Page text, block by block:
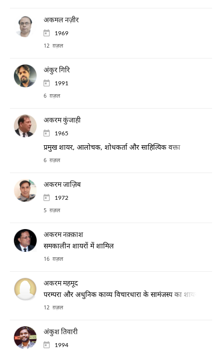
अकमल नज़ीर
1969
12 ग़ज़ल
अंकुर गिरि
1991
6 ग़ज़ल
अकरम कुंजाही
1965
प्रमुख शायर, आलोचक, शोधकर्ता और साहित्यिक वक्ता
6 ग़ज़ल
अकरम जाज़िब
1972
5 ग़ज़ल
अकरम नक़्क़ाश
समकालीन शायरों में शामिल
16 ग़ज़ल
अकरम महमूद
परम्परा और अधुनिक काव्य विचारधारा के सामंजस्य का शायर, संजीदा
12 ग़ज़ल
अंकुश तिवारी
1994